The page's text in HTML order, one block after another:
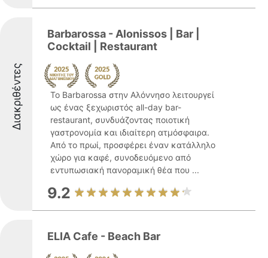
Διακριθέντες
Barbarossa - Alonissos | Bar |
Cocktail | Restaurant
Το Barbarossa στην Αλόννησο λειτουργεί
ως ένας ξεχωριστός all-day bar-
restaurant, συνδυάζοντας ποιοτική
γαστρονομία και ιδιαίτερη ατμόσφαιρα.
Από το πρωί, προσφέρει έναν κατάλληλο
χώρο για καφέ, συνοδευόμενο από
εντυπωσιακή πανοραμική θέα που ...
9.2
ELIA Cafe - Beach Bar